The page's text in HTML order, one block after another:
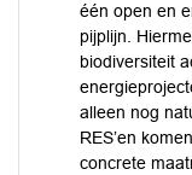
één open en
pijplijn.
biodiversiteit
alleen nog
RES’en
concrete